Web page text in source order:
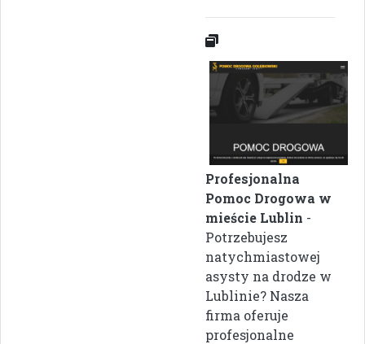
Profesjonalna
Pomoc Drogowa w
mieście Lublin -
Potrzebujesz
natychmiastowej
asysty na drodze w
Lublinie? Nasza
firma oferuje
profesjonalne